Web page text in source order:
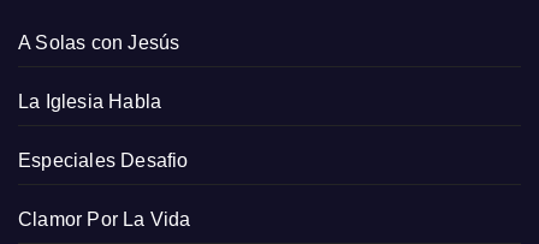
A Solas con Jesús
La Iglesia Habla
Especiales Desafio
Clamor Por La Vida